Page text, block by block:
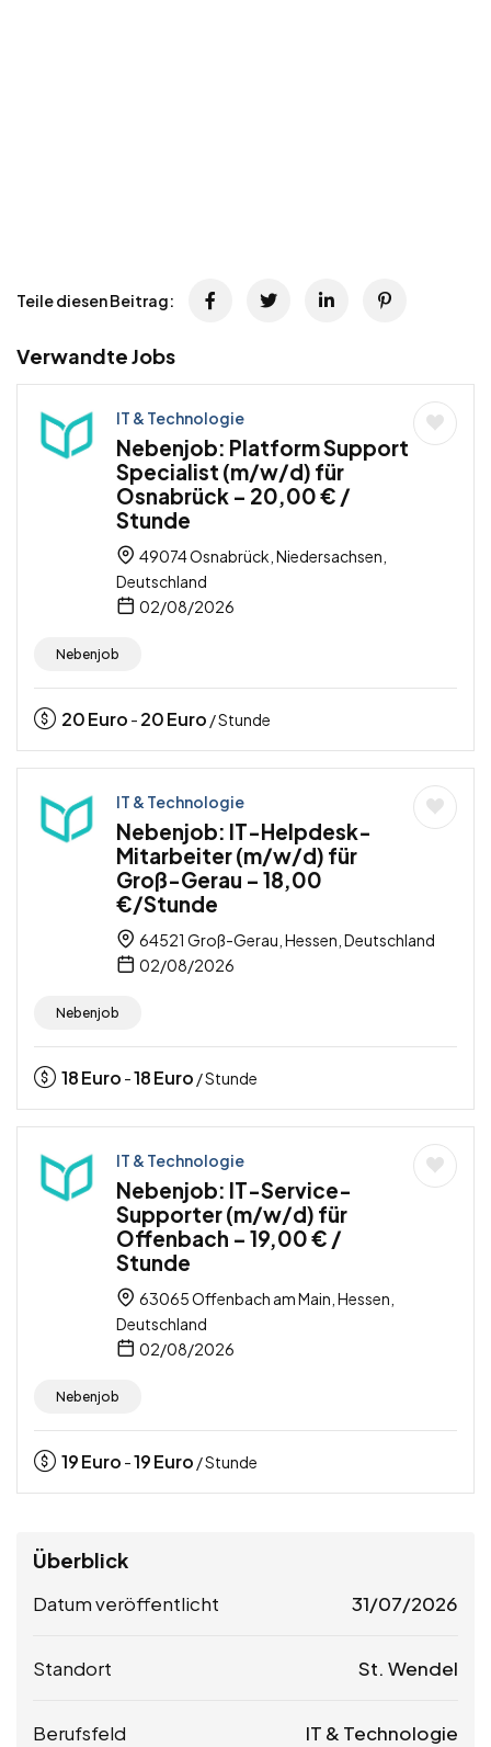
Teile diesen Beitrag:
Verwandte Jobs
IT & Technologie
Nebenjob: Platform Support
Specialist (m/w/d) für
Osnabrück – 20,00 € /
Stunde
49074 Osnabrück, Niedersachsen,
Deutschland
02/08/2026
Nebenjob
20Euro - 20Euro / Stunde
IT & Technologie
Nebenjob: IT-Helpdesk-
Mitarbeiter (m/w/d) für
Groß-Gerau – 18,00
€/Stunde
64521 Groß-Gerau, Hessen, Deutschland
02/08/2026
Nebenjob
18Euro -18Euro / Stunde
IT & Technologie
Nebenjob: IT-Service-
Supporter (m/w/d) für
Offenbach – 19,00 € /
Stunde
63065 Offenbach am Main, Hessen,
Deutschland
02/08/2026
Nebenjob
19Euro -19Euro / Stunde
Überblick
Datum veröffentlicht 31/07/2026
Standort St. Wendel
Berufsfeld IT & Technologie